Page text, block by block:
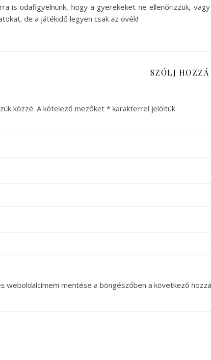
is odafigyelnünk, hogy a gyerekeket ne ellenőrizzük,
de a játékidő legyen csak az övék!
SZÓLJ HOZZÁ
közzé. A kötelező mezőket * karakterrel jelöltük
weboldalcímem mentése a böngészőben a következő